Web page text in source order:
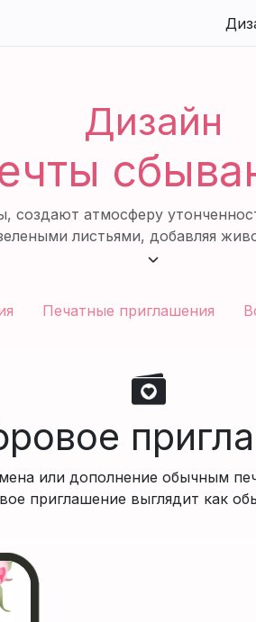
Дизайн
создают атмосферу
листьями, добавляя
Красивый дизайн для красивого
Печатные приглашения
или дополнение обычным
приглашение выглядит как